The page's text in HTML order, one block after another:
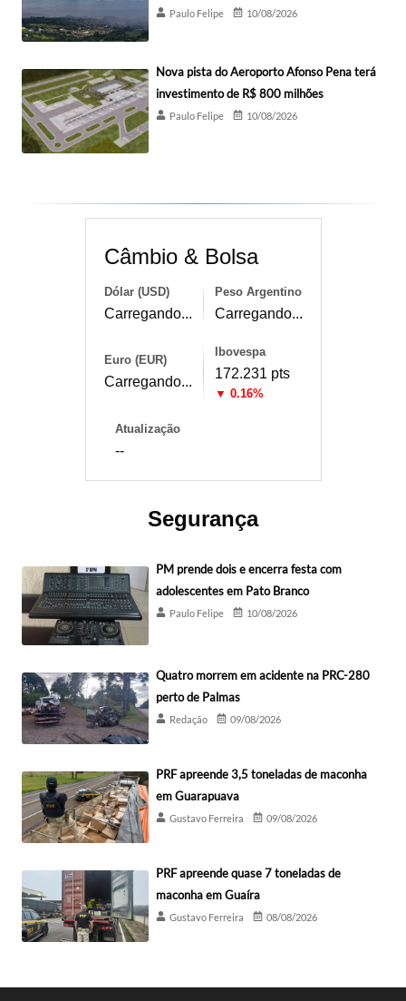
Paulo Felipe 10/08/2026
Nova pista do Aeroporto Afonso Pena terá
investimento de R$ 800 milhões
Paulo Felipe 10/08/2026
Câmbio & Bolsa
Dólar (USD)
Carregando...
Peso Argentino
Carregando...
Euro (EUR)
Carregando...
Ibovespa
172.231 pts
▼ 0.16%
Atualização
--
Segurança
PM prende dois e encerra festa com
adolescentes em Pato Branco
Paulo Felipe 10/08/2026
Quatro morrem em acidente na PRC-280
perto de Palmas
Redação 09/08/2026
PRF apreende 3,5 toneladas de maconha
em Guarapuava
Gustavo Ferreira 09/08/2026
PRF apreende quase 7 toneladas de
maconha em Guaíra
Gustavo Ferreira 08/08/2026